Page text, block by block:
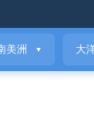
美洲 ▼ 大